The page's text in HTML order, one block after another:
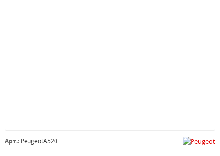
Арт.: PeugeotA520